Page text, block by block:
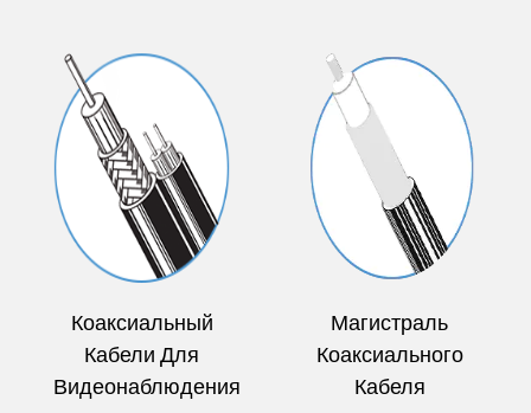
Коаксиальный
Кабели Для
Видеонаблюдения
Магистраль
Коаксиального
Кабеля